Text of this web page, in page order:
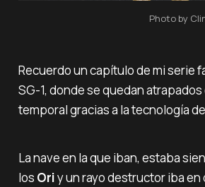
Photo by
Recuerdo un capítulo de mi serie
SG-1, donde se quedan
temporal gracias a la tecnología
La nave en la que iban, estaba
los Oriy un rayo destructor iba en